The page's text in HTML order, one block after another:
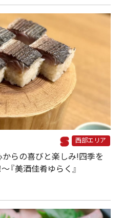
西部エリア
からの喜びと楽しみ!四季を
『美酒佳肴ゆらく』